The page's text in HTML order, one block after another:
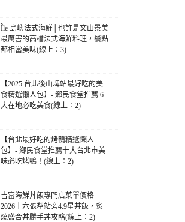
Île 島嶼法式海鮮│也許是文山景美
最厲害的高檔法式海鮮料理，餐點
都相當美味(線上：3)
【2025 台北後山埤站最好吃的美
食精選懶人包】- 鄉民食堂推薦 6
大在地必吃美食(線上：2)
【台北最好吃的烤鴨精選懶人
包】- 鄉民食堂推薦十大台北市美
味必吃烤鴨！(線上：2)
吉富海鮮丼飯專門店菜單價格
2026｜六張犁站旁4.9星丼飯，炙
燒盛合丼勝手丼攻略(線上：2)